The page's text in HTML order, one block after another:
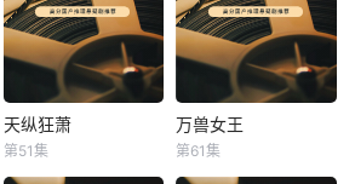
天纵狂萧
天纵狂萧
第51集
万兽女王
万兽女王
第61集